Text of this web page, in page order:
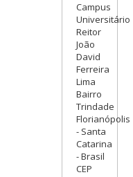
Campus
Universitário
Reitor
João
David
Ferreira
Lima
Bairro
Trindade
Florianópolis
- Santa
Catarina
- Brasil
CEP